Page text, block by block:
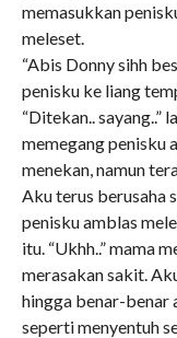
memasukkan
meleset.
“Abis Donny sihh
penisku ke liang
“Ditekan.. sayang..”
memegang penisku
menekan, namun
Aku terus berusaha
penisku amblas
itu. “Ukhh..” mama
merasakan sakit.
hingga benar-benar
seperti menyentuh